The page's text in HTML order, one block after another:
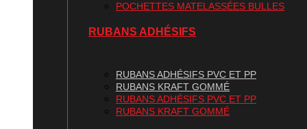
POCHETTES MATELASSÉES BULLES
RUBANS ADHÉSIFS
RUBANS ADHÉSIFS PVC ET PP
RUBANS KRAFT GOMMÉ
RUBANS ADHÉSIFS PVC ET PP
RUBANS KRAFT GOMMÉ